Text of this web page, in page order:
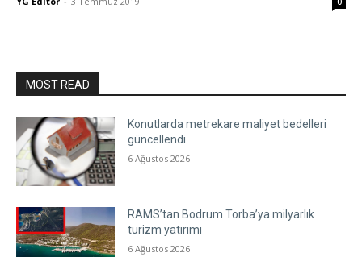
MOST READ
Konutlarda metrekare maliyet bedelleri
güncellendi
6 Ağustos 2026
RAMS’tan Bodrum Torba’ya milyarlık
turizm yatırımı
6 Ağustos 2026